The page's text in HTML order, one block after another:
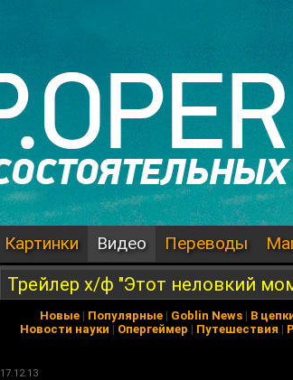
Картинки Видео Переводы
Трейлер х/ф "Этот неловкий
Новые | Популярные | Goblin News | В
Новости науки | Опергеймер | Путешествия |
17.12.13